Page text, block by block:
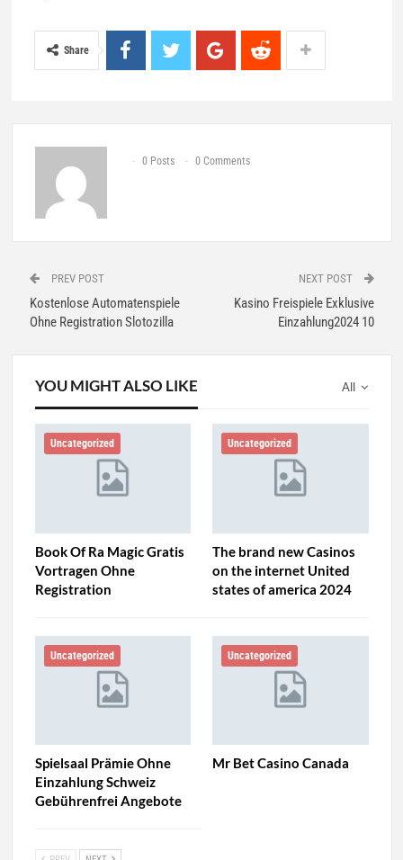
Share
0 Posts 0 Comments
PREV POST
Kostenlose Automatenspiele
Ohne Registration Slotozilla
NEXT POST
Kasino Freispiele Exklusive
Einzahlung2024 10
All
YOU MIGHT ALSO LIKE
Uncategorized
Book Of Ra Magic Gratis
Vortragen Ohne
Registration
Uncategorized
The brand new Casinos
on the internet United
states of america 2024
Uncategorized
Spielsaal Prämie Ohne
Einzahlung Schweiz
Gebührenfrei Angebote
Uncategorized
Mr Bet Casino Canada